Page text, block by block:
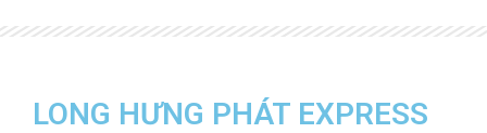
LONG HƯNG PHÁT EXPRESS